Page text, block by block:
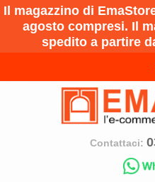
Il magazzino di
agosto compresi. Il
spedito a partire
Contattaci: